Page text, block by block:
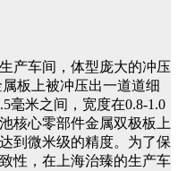
产车间，体型庞大的冲压
板上被冲压出一道道细
毫米之间，宽度在0.8-1.0
核心零部件金属双极板上
到微米级的精度。为了保
性，在上海治臻的生产车